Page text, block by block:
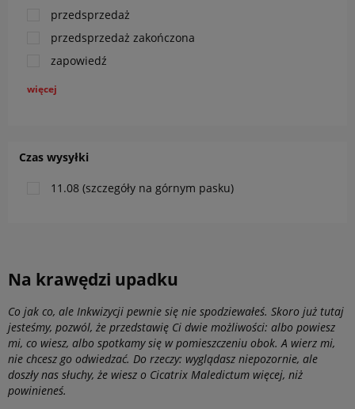
przedsprzedaż
przedsprzedaż zakończona
zapowiedź
więcej
Czas wysyłki
11.08 (szczegóły na górnym pasku)
Na krawędzi upadku
Co jak co, ale Inkwizycji pewnie się nie spodziewałeś. Skoro już tutaj
jesteśmy, pozwól, że przedstawię Ci dwie możliwości: albo powiesz
mi, co wiesz, albo spotkamy się w pomieszczeniu obok. A wierz mi,
nie chcesz go odwiedzać. Do rzeczy: wyglądasz niepozornie, ale
doszły nas słuchy, że wiesz o Cicatrix Maledictum więcej, niż
powinieneś.